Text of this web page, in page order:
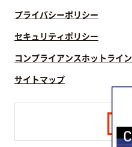
プライバシーポリシー
セキュリティポリシー
コンプライアンスホットライン
サイトマップ